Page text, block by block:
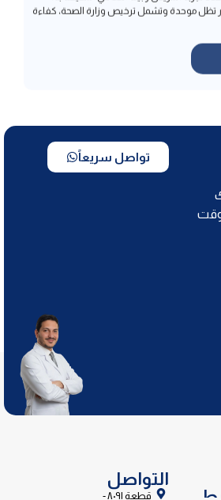
تواصل سريعاً
التواصل
قطعة ٨٠٩١ -